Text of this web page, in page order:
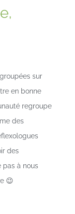
sur
en bonne
regroupe
des
des
pas à nous
😉